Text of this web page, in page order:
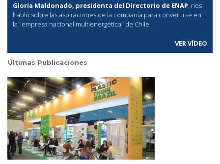
Gloria Maldonado, presidenta del Directorio de ENAP , nos
habló sobre las aspiraciones de la compañía para convertirse en
la "empresa nacional multienergética" de Chile.
VER VÍDEO
Últimas Publicaciones